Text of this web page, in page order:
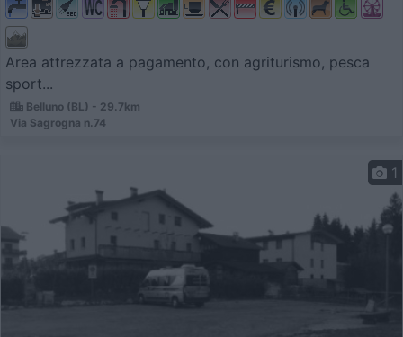
Area attrezzata a pagamento, con agriturismo, pesca
sport...
Belluno (BL) - 29.7km
Via Sagrogna n.74
1